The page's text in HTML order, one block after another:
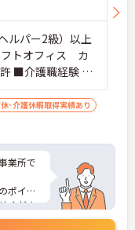
ルパー2級）以上
トオフィス カ
■介護職経験 ■
･介護休暇取得実績あり
業所で
ポイン
くださ